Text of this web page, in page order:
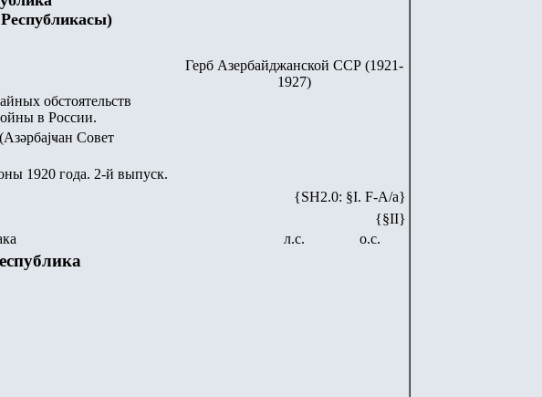
обстоятельств
в России.
Совет
1920 года. 2-й выпуск.
Герб Азербайджанской ССР (1921-
1927)
{SH2.0: §I. F-А/а}
{§II}
л.с. о.с.